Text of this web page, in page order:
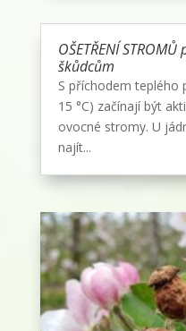
OŠETŘENÍ
škůdcům
S příchodem teplého
15 °C) začínají být
ovocné stromy. U
najít...